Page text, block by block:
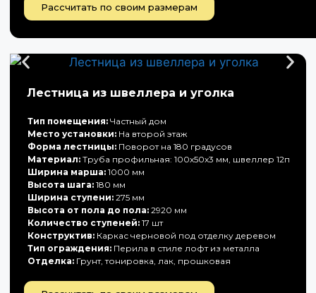
Рассчитать по своим размерам
Лестница из швеллера и уголка
Тип помещения: Частный дом
Место установки: На второй этаж
Форма лестницы: Поворот на 180 градусов
Материал: Труба профильная: 100х50х3 мм, швеллер 12п
Ширина марша: 1000 мм
Высота шага: 180 мм
Ширина ступени: 275 мм
Высота от пола до пола: 2920 мм
Количество ступеней: 17 шт
Конструктив: Каркас черновой под отделку деревом
Тип ограждения: Перила в стиле лофт из металла
Отделка: Грунт, тонировка, лак, прошковая